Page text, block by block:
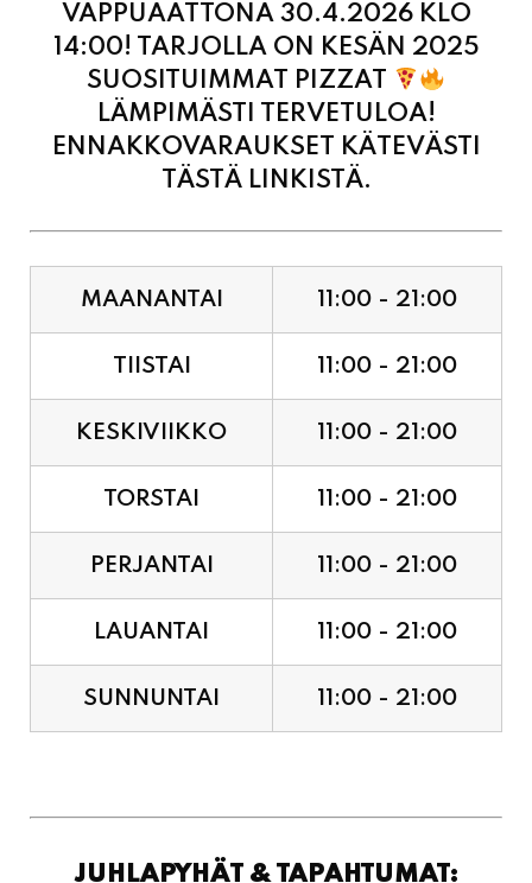
VAPPUAATTONA 30.4.2026 KLO
14:00! TARJOLLA ON KESÄN 2025
SUOSITUIMMAT PIZZAT
LÄMPIMÄSTI TERVETULOA!
ENNAKKOVARAUKSET KÄTEVÄSTI
TÄSTÄ LINKISTÄ.
MAANANTAI 11:00 - 21:00
TIISTAI 11:00 - 21:00
KESKIVIIKKO 11:00 - 21:00
TORSTAI 11:00 - 21:00
PERJANTAI 11:00 - 21:00
LAUANTAI 11:00 - 21:00
SUNNUNTAI 11:00 - 21:00
JUHLAPYHÄT & TAPAHTUMAT: